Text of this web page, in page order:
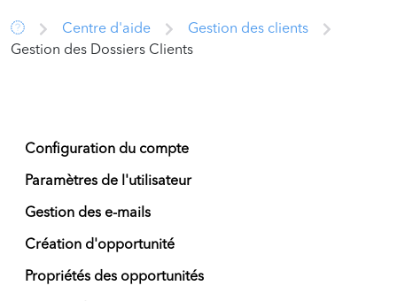
Centre d'aide
Gestion des clients
Gestion des Dossiers Clients
Configuration du compte
Paramètres de l'utilisateur
Gestion des e-mails
Création d'opportunité
Propriétés des opportunités